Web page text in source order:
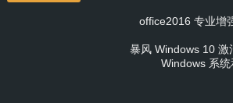
office2016 专业增
暴风 Windows 10
Windows 系